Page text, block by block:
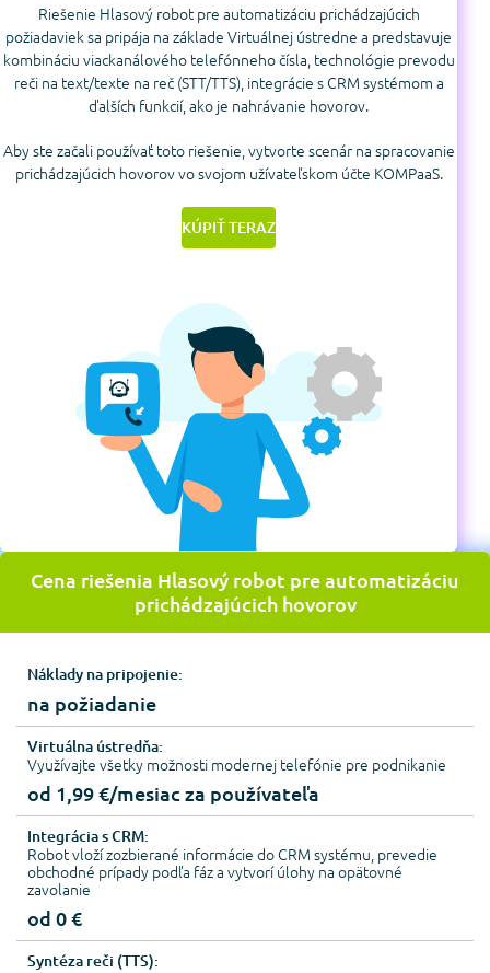
Riešenie Hlasový robot pre automatizáciu prichádzajúcich
požiadaviek sa pripája na základe Virtuálnej ústredne a predstavuje
kombináciu viackanálového telefónneho čísla, technológie prevodu
reči na text/texte na reč (STT/TTS), integrácie s CRM systémom a
ďalších funkcií, ako je nahrávanie hovorov.
Aby ste začali používať toto riešenie, vytvorte scenár na spracovanie
prichádzajúcich hovorov vo svojom užívateľskom účte KOMPaaS.
KÚPIŤ TERAZ
Cena riešenia Hlasový robot pre automatizáciu
prichádzajúcich hovorov
Náklady na pripojenie:
na požiadanie
Virtuálna ústredňa:
Využívajte všetky možnosti modernej telefónie pre podnikanie
od 1,99 €/mesiac za používateľa
Integrácia s CRM:
Robot vloží zozbierané informácie do CRM systému, prevedie
obchodné prípady podľa fáz a vytvorí úlohy na opätovné
zavolanie
od 0 €
Syntéza reči (TTS):